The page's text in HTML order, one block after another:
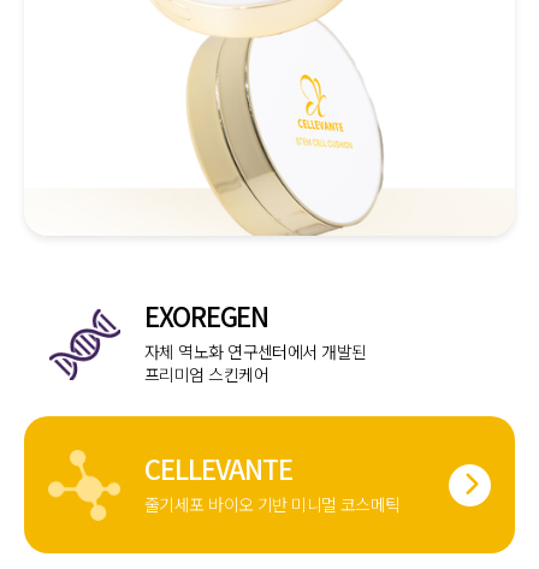
EXOREGEN
자체 역노화 연구센터에서 개발된
프리미엄 스킨케어
CELLEVANTE
줄기세포 바이오 기반 미니멀 코스메틱